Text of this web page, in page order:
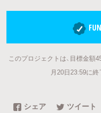
このプロジェクトは、目標金額
月20日23:59に終
シェア ツイート